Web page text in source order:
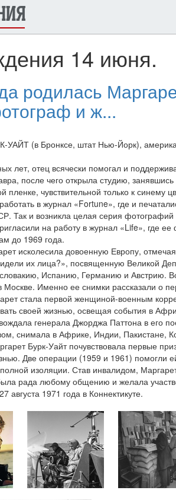
14 июня.
родилась
и ж...
УАЙТ (в Бронксе, штат Нью-Йорк),
лет, отец всячески помогал и
после чего открыла студию,
чувствительной только к синему
в журнал «Fortune», где и
Так и возникла целая серия
на работу в журнал «Life», где
до 1969 года.
исколесила довоенную Европу,
их лица?», посвященную Великой
Испанию, Германию и
Именно ее снимки рассказали о
стала первой женщиной-военным
своей жизнью, освещая события в
генерала Джорджа Паттона в его
снимала в Африке, Индии, Пакистане,
Бурк-Уайт почувствовала первые
Две операции (1959 и 1961) помогли
изоляции. Став инвалидом,
рада любому общению и желала
1971 года в Коннектикуте.